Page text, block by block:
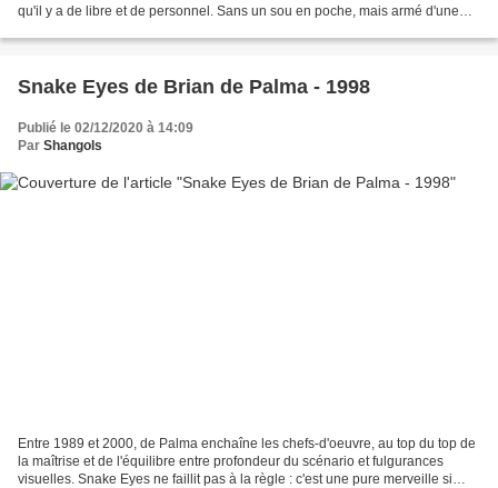
qu'il y a de libre et de personnel. Sans un sou en poche, mais armé d'une
Snake Eyes de Brian de Palma - 1998
Publié le 02/12/2020 à 14:09
Par Shangols
Entre 1989 et 2000, de Palma enchaîne les chefs-d'oeuvre, au top du top de
la maîtrise et de l'équilibre entre profondeur du scénario et fulgurances
visuelles. Snake Eyes ne faillit pas à la règle : c'est une pure merveille si